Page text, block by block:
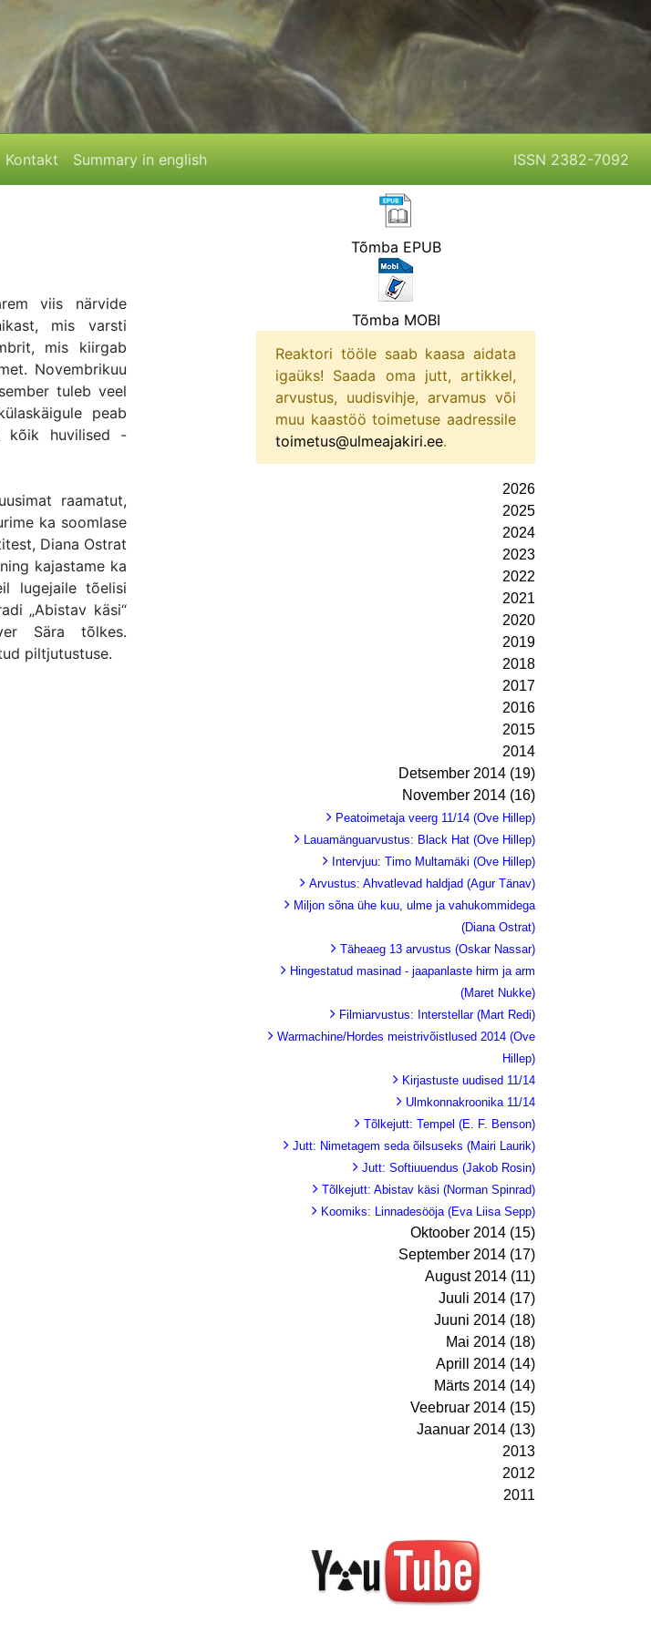
Kontakt Summary in english ISSN 2382-7092
viis närvide
mis varsti
mis kiirgab
Novembrikuu
tuleb veel
peab
kõik huvilised -
raamatut,
ka soomlase
Diana Ostrat
kajastame ka
lugejaile tõelisi
„Abistav käsi“
Sära tõlkes.
piltjutustuse.
Tõmba EPUB
Tõmba MOBI
Reaktori tööle saab kaasa aidata
igaüks! Saada oma jutt, artikkel,
arvustus, uudisvihje, arvamus või
muu kaastöö toimetuse aadressile
toimetus@ulmeajakiri.ee.
2026
2025
2024
2023
2022
2021
2020
2019
2018
2017
2016
2015
2014
Detsember 2014 (19)
November 2014 (16)
Peatoimetaja veerg 11/14 (Ove Hillep)
Lauamänguarvustus: Black Hat (Ove Hillep)
Intervjuu: Timo Multamäki (Ove Hillep)
Arvustus: Ahvatlevad haldjad (Agur Tänav)
Miljon sõna ühe kuu, ulme ja vahukommidega
(Diana Ostrat)
Täheaeg 13 arvustus (Oskar Nassar)
Hingestatud masinad - jaapanlaste hirm ja arm
(Maret Nukke)
Filmiarvustus: Interstellar (Mart Redi)
Warmachine/Hordes meistrivõistlused 2014 (Ove
Hillep)
Kirjastuste uudised 11/14
Ulmkonnakroonika 11/14
Tõlkejutt: Tempel (E. F. Benson)
Jutt: Nimetagem seda õilsuseks (Mairi Laurik)
Jutt: Softiuuendus (Jakob Rosin)
Tõlkejutt: Abistav käsi (Norman Spinrad)
Koomiks: Linnadesööja (Eva Liisa Sepp)
Oktoober 2014 (15)
September 2014 (17)
August 2014 (11)
Juuli 2014 (17)
Juuni 2014 (18)
Mai 2014 (18)
Aprill 2014 (14)
Märts 2014 (14)
Veebruar 2014 (15)
Jaanuar 2014 (13)
2013
2012
2011